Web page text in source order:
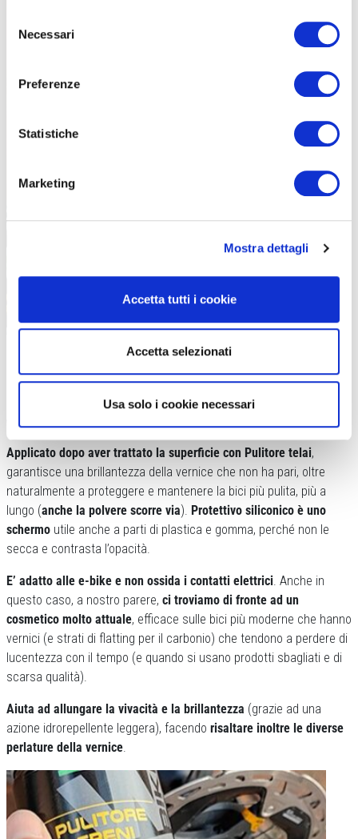
delNecessari
Preferenze
Statistiche
Marketing
Mostra dettagli
Accetta tutti i cookie
Accetta selezionati
Usa solo i cookie necessari
WAG PROTETTIVO SILICONICO
Applicato dopo aver trattato la superficie con Pulitore telai,
garantisce una brillantezza della vernice che non ha pari, oltre
naturalmente a proteggere e mantenere la bici più pulita, più a
lungo (anche la polvere scorre via). Protettivo siliconico è uno
schermo utile anche a parti di plastica e gomma, perché non le
secca e contrasta l’opacità.
E’ adatto alle e-bike e non ossida i contatti elettrici. Anche in
questo caso, a nostro parere, ci troviamo di fronte ad un
cosmetico molto attuale, efficace sulle bici più moderne che hanno
vernici (e strati di flatting per il carbonio) che tendono a perdere di
lucentezza con il tempo (e quando si usano prodotti sbagliati e di
scarsa qualità).
Aiuta ad allungare la vivacità e la brillantezza (grazie ad una
azione idrorepellente leggera), facendo risaltare inoltre le diverse
perlature della vernice.